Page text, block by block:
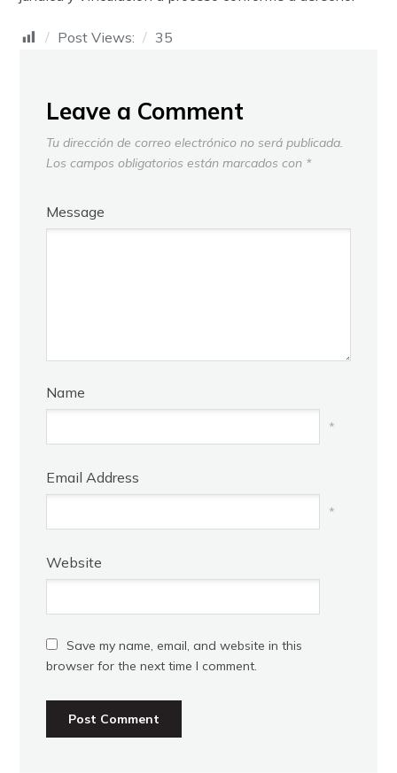
Post Views: 35
Leave a Comment
Tu dirección de correo electrónico no será publicada.
Los campos obligatorios están marcados con *
Message
Name
*
Email Address
*
Website
Save my name, email, and website in this
browser for the next time I comment.